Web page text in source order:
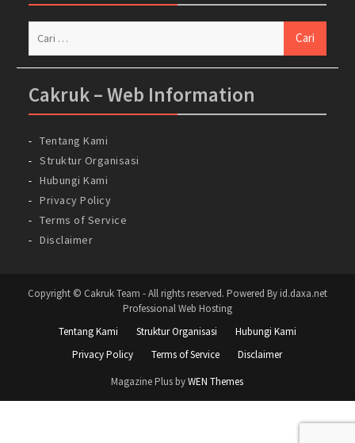
Cakruk – Web Information
Tentang Kami
Struktur Organisasi
Hubungi Kami
Privacy Policy
Terms of Service
Disclaimer
Copyright © Cakruk Team - All rights reserved. Powered By id.daxa.net
Professional Web Hosting
Tentang Kami
Struktur Organisasi
Hubungi Kami
Privacy Policy
Terms of Service
Disclaimer
Magazine Plus byWEN Themes